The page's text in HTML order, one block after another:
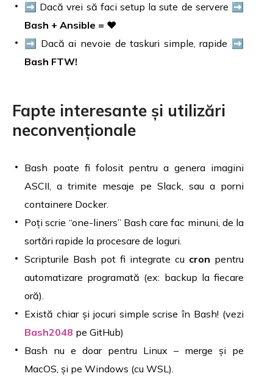
➡️ Dacă vrei să faci setup la sute de servere ➡️
Bash + Ansible = ❤️
➡️ Dacă ai nevoie de taskuri simple, rapide ➡️
Bash FTW!
Fapte interesante și utilizări
neconvenționale
Bash poate fi folosit pentru a genera imagini
ASCII, a trimite mesaje pe Slack, sau a porni
containere Docker.
Poți scrie “one-liners” Bash care fac minuni, de la
sortări rapide la procesare de loguri.
Scripturile Bash pot fi integrate cu cron pentru
automatizare programată (ex: backup la fiecare
oră).
Există chiar și jocuri simple scrise în Bash! (vezi
Bash2048 pe GitHub)
Bash nu e doar pentru Linux – merge și pe
MacOS, și pe Windows (cu WSL).